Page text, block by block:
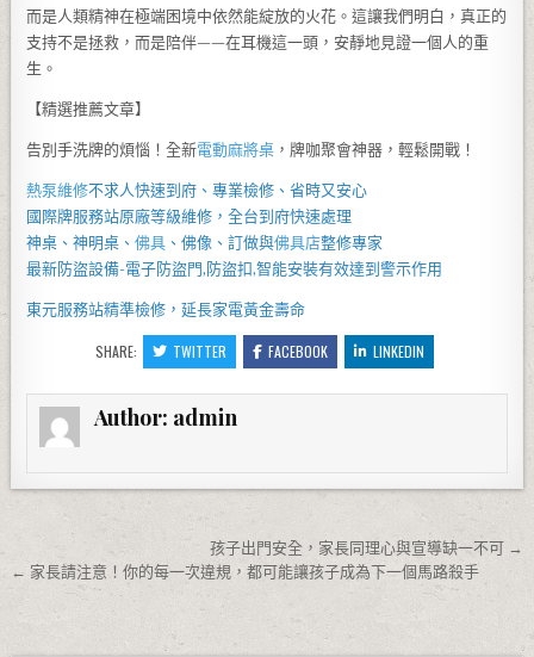
而是人類精神在極端困境中依然能綻放的火花。這讓我們明白，真正的
支持不是拯救，而是陪伴——在耳機這一頭，安靜地見證一個人的重
生。
【精選推薦文章】
告別手洗牌的煩惱！全新電動麻將桌 ，牌咖聚會神器，輕鬆開戰！
熱泵維修不求人快速到府、專業檢修、省時又安心
國際牌服務站原廠等級維修，全台到府快速處理
神桌、神明桌 、佛具 、佛像、訂做與佛具店整修專家
最新防盜設備-電子防盜門 , 防盜扣 ,智能安裝有效達到警示作用
東元服務站精準檢修，延長家電黃金壽命
SHARE: TWITTER FACEBOOK LINKEDIN
Author: admin
文章導覽
孩子出門安全，家長同理心與宣導缺一不可 →
← 家長請注意！你的每一次違規，都可能讓孩子成為下一個馬路殺手